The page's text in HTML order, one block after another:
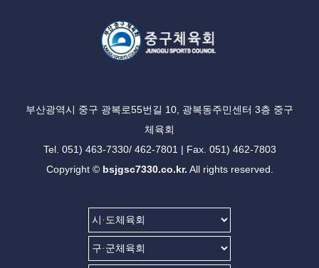
부산광역시 중구 광복로55번길 10, 광복동주민센터 3층 중구
체육회
Tel. 051) 463-7330/ 462-7801 | Fax. 051) 462-7803
Copyright © bsjgsc7330.co.kr. All rights reserved.